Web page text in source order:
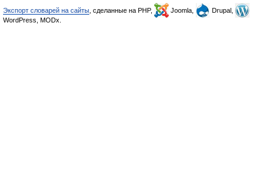
Экспорт словарей на сайты , сделанные на PHP, Joomla,
Drupal,
WordPress, MODx.